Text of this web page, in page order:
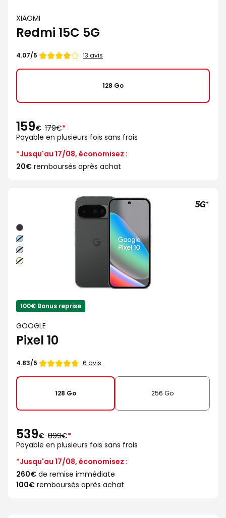
XIAOMI
Redmi 15C 5G
Note
4.07/5 13 avis
128 Go
159€ au
lieu
de
179€*
Payable en plusieurs fois sans frais
*Jusqu'au 17/08, économisez :
20€ remboursés après achat
Noir
Bleu
Iris
Lime
100€ Bonus reprise
GOOGLE
Pixel 10
Note
4.83/5 6 avis
128 Go 256 Go
539€ au
lieu
de
899€*
Payable en plusieurs fois sans frais
*Jusqu'au 17/08, économisez :
260€ de remise immédiate
100€ remboursés après achat